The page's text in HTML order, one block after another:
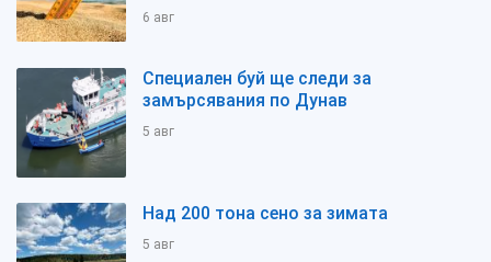
6 авг
Специален буй ще следи за
замърсявания по Дунав
5 авг
Над 200 тона сено за зимата
5 авг